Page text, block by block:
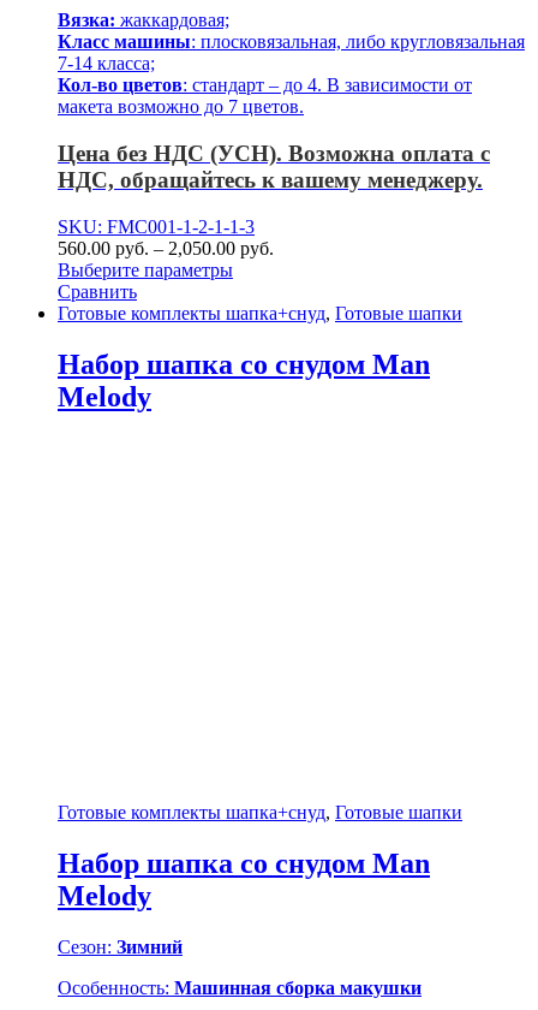
Вязка: жаккардовая;
Класс машины: плосковязальная, либо кругловязальная
7-14 класса;
Кол-во цветов: стандарт – до 4. В зависимости от
макета возможно до 7 цветов.
Цена без НДС (УСН). Возможна оплата с
НДС, обращайтесь к вашему менеджеру.
SKU: FMC001-1-2-1-1-3
560.00 руб. – 2,050.00 руб.
Выберите параметры
Сравнить
Готовые комплекты шапка+снуд, Готовые шапки
Набор шапка со снудом Man
Melody
Готовые комплекты шапка+снуд, Готовые шапки
Набор шапка со снудом Man
Melody
Сезон: Зимний
Особенность: Машинная сборка макушки